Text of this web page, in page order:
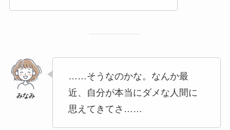
……そうなのかな。なんか最
近、自分が本当にダメな人間に
思えてきてさ……